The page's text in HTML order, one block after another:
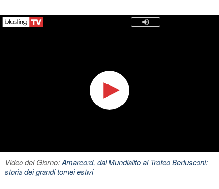
Video del Giorno:Amarcord, dal Mundialito al Trofeo Berlusconi:
storia dei grandi tornei estivi